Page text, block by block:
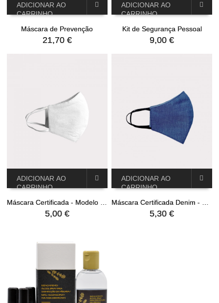
ADICIONAR AO
CARRINHO
Máscara de Prevenção
21,70 €
ADICIONAR AO
CARRINHO
Kit de Segurança Pessoal
9,00 €
ADICIONAR AO
CARRINHO
5,00 €
ADICIONAR AO
CARRINHO
5,30 €